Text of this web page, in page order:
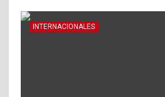
INTERNACIONALES